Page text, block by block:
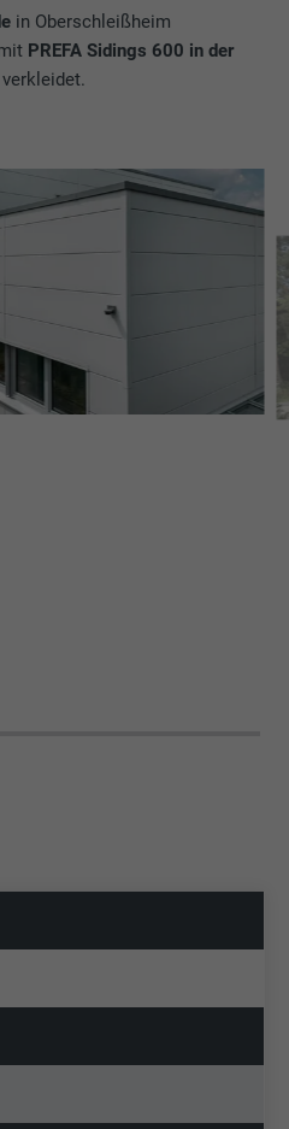
in Oberschleißheim
PREFA Sidings 600 in der
verkleidet.